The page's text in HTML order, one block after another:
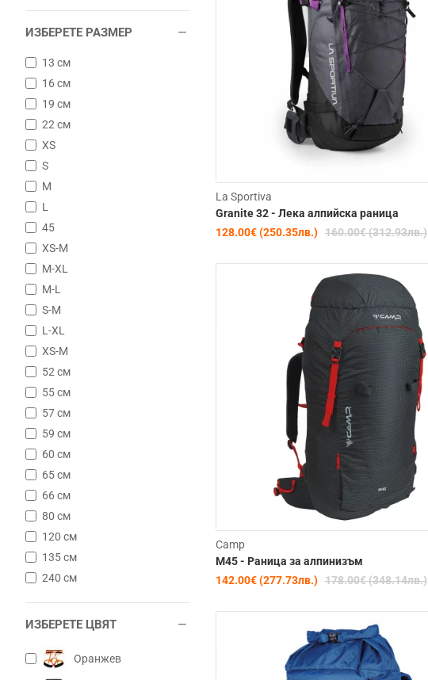
ИЗБЕРЕТЕ РАЗМЕР
13 см
16 см
19 см
22 см
XS
S
M
L
45
XS-M
M-XL
M-L
S-M
L-XL
XS-M
52 см
55 см
57 см
59 см
60 см
65 см
66 см
80 см
120 см
135 см
240 см
ИЗБЕРЕТЕ ЦВЯТ
Оранжев
La Sportiva
Granite 32 - Лека алпийска раница
128.00€ (250.35лв.) 160.00€ (312.93лв.)
Camp
M45 - Раница за алпинизъм
142.00€ (277.73лв.) 178.00€ (348.14лв.)